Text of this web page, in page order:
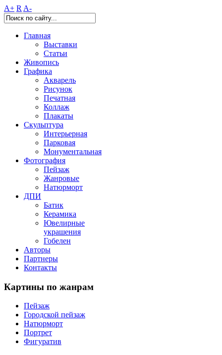
A+ R A-
Главная
Выставки
Статьи
Живопись
Графика
Акварель
Рисунок
Печатная
Коллаж
Плакаты
Скульптура
Интерьерная
Парковая
Монументальная
Фотография
Пейзаж
Жанровые
Натюрморт
ДПИ
Батик
Керамика
Ювелирные
украшения
Гобелен
Авторы
Партнеры
Контакты
Картины по жанрам
Пейзаж
Городской пейзаж
Натюрморт
Портрет
Фигуратив